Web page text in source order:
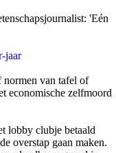
'Eén
jaar
normen van tafel of
economische zelfmoord
lobby clubje betaald
overstap gaan maken.